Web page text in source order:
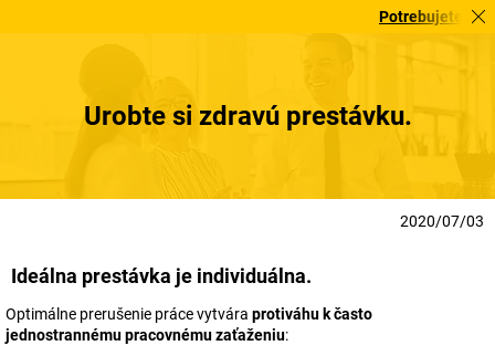
Potrebujete to
Urobte si zdravú prestávku.
2020/07/03
Ideálna prestávka je individuálna.
Optimálne prerušenie práce vytvára protiváhu k často
jednostrannému pracovnému zaťaženiu: